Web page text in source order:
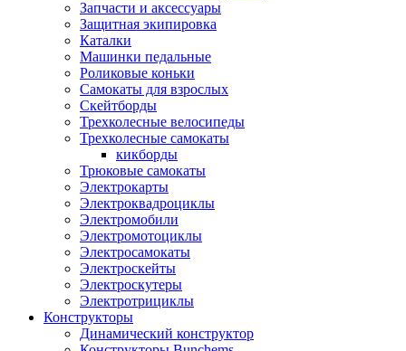
Запчасти и аксессуары
Защитная экипировка
Каталки
Машинки педальные
Роликовые коньки
Самокаты для взрослых
Скейтборды
Трехколесные велосипеды
Трехколесные самокаты
кикборды
Трюковые самокаты
Электрокарты
Электроквадроциклы
Электромобили
Электромотоциклы
Электросамокаты
Электроскейты
Электроскутеры
Электротрициклы
Конструкторы
Динамический конструктор